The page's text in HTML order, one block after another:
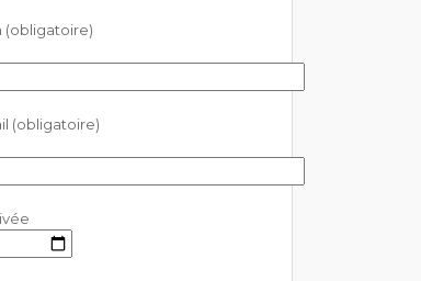
(obligatoire)
(obligatoire)